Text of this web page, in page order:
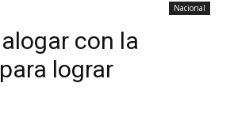
Nacional
con la
lograr